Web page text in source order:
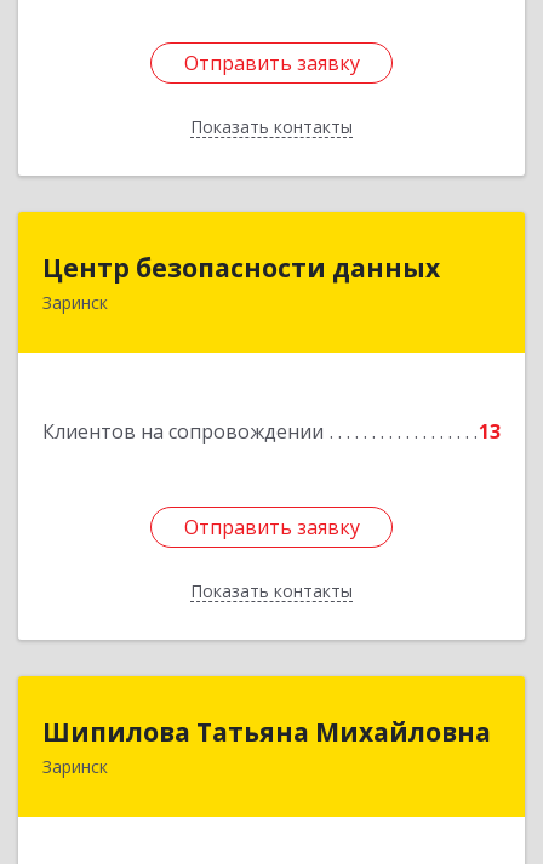
Отправить заявку
Показать контакты
Отправить заявку
Назад
Центр безопасности данных
Заринск
Клиентов на сопровождении 13
Отправить заявку
Показать контакты
Центр безопасности данных
659100, Алтайский край, Заринск г, Таратынова
Отправить заявку
Назад
Шипилова Татьяна Михайловна
Заринск
Шипилова Татьяна Михайловна